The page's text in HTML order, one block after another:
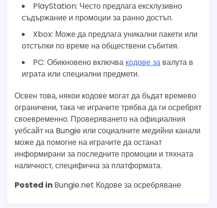
PlayStation: Често предлага ексклузивно
съдържание и промоции за ранно достъп.
Xbox: Може да предлага уникални пакети или
отстъпки по време на обществени събития.
PC: Обикновено включва кодове за валута в
играта или специални предмети.
Освен това, някои кодове могат да бъдат времево
ограничени, така че играчите трябва да ги осребрят
своевременно. Проверяването на официалния
уебсайт на Bungie или социалните медийни канали
може да помогне на играчите да останат
информирани за последните промоции и тяхната
наличност, специфична за платформата.
Posted in Bungie.net Кодове за осребряване